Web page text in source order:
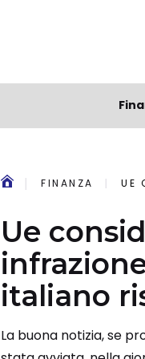
FINANZA UE
Ue
italiano
La buona notizia, se